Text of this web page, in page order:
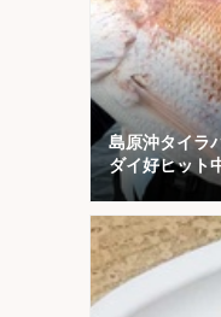
島原沖タイラ
ダイ好ヒット
分／熊本】